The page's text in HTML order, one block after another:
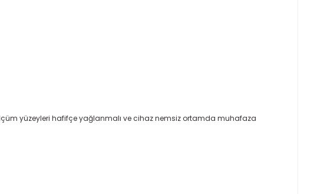
yüzeyleri hafifçe yağlanmalı ve cihaz nemsiz ortamda muhafaza